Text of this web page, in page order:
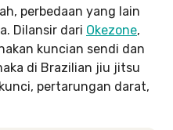
perbedaan yang lain
Dilansir dari Okezone,
kuncian sendi dan
di Brazilian jiu jitsu
pertarungan darat,